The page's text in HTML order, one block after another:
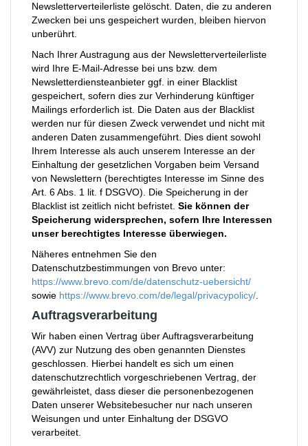
Newsletterverteilerliste gelöscht. Daten, die zu anderen
Zwecken bei uns gespeichert wurden, bleiben hiervon
unberührt.
Nach Ihrer Austragung aus der Newsletterverteilerliste
wird Ihre E-Mail-Adresse bei uns bzw. dem
Newsletterdiensteanbieter ggf. in einer Blacklist
gespeichert, sofern dies zur Verhinderung künftiger
Mailings erforderlich ist. Die Daten aus der Blacklist
werden nur für diesen Zweck verwendet und nicht mit
anderen Daten zusammengeführt. Dies dient sowohl
Ihrem Interesse als auch unserem Interesse an der
Einhaltung der gesetzlichen Vorgaben beim Versand
von Newslettern (berechtigtes Interesse im Sinne des
Art. 6 Abs. 1 lit. f DSGVO). Die Speicherung in der
Blacklist ist zeitlich nicht befristet. Sie können der
Speicherung widersprechen, sofern Ihre Interessen
unser berechtigtes Interesse überwiegen.
Näheres entnehmen Sie den
Datenschutzbestimmungen von Brevo unter:
https://www.brevo.com/de/datenschutz-uebersicht/
sowie https://www.brevo.com/de/legal/privacypolicy/.
Auftragsverarbeitung
Wir haben einen Vertrag über Auftragsverarbeitung
(AVV) zur Nutzung des oben genannten Dienstes
geschlossen. Hierbei handelt es sich um einen
datenschutzrechtlich vorgeschriebenen Vertrag, der
gewährleistet, dass dieser die personenbezogenen
Daten unserer Websitebesucher nur nach unseren
Weisungen und unter Einhaltung der DSGVO
verarbeitet.